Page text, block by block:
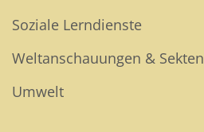
Soziale Lerndienste
Weltanschauungen & Sekten
Umwelt